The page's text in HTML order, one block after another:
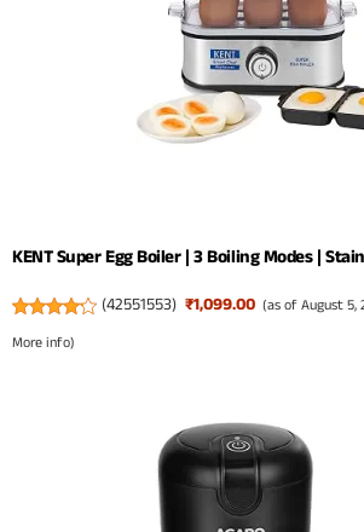
KENT Super Egg Boiler | 3 Boiling Modes |
(42551553) ₹1,099.00 (as of August 5,
More info)